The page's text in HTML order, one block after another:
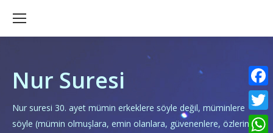
Nur Suresi
Nur suresi 30. ayet mümin erkeklere söyle değil, müminlere
söyle (mümin olmuşlara, emin olanlara, güvenenlere, özlerine